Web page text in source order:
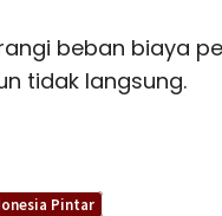
beban biaya
tidak langsung.
Pintar